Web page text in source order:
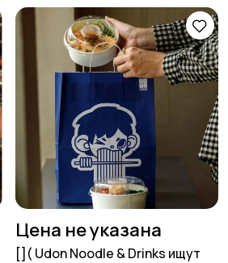
Цена не указана
[​]( Udon Noodle & Drinks ищут